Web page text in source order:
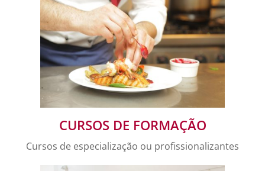
CURSOS DE FORMAÇÃO
Cursos de especialização ou profissionalizantes